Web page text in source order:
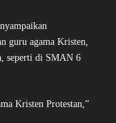
guru agama Kristen,
seperti di SMAN 6
Kristen Protestan,”